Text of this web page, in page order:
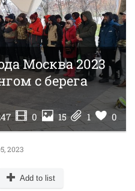
Москва 2023
с берега
0 15 1 0
2023
Add to list